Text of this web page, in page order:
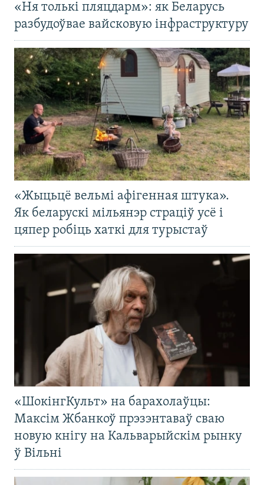
«Ня толькі пляцдарм»: як Беларусь
разбудоўвае вайсковую інфраструктуру
«Жыцьцё вельмі афігенная штука».
Як беларускі мільянэр страціў усё і
цяпер робіць хаткі для турыстаў
«ШокінгКульт» на барахолаўцы:
Максім Жбанкоў прэзэнтаваў сваю
новую кнігу на Кальварыйскім рынку
ў Вільні